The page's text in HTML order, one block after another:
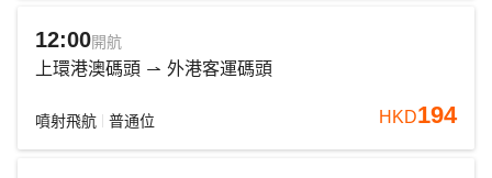
12:00開航
上環港澳碼頭 外港客運碼頭
噴射飛航 普通位 HKD194